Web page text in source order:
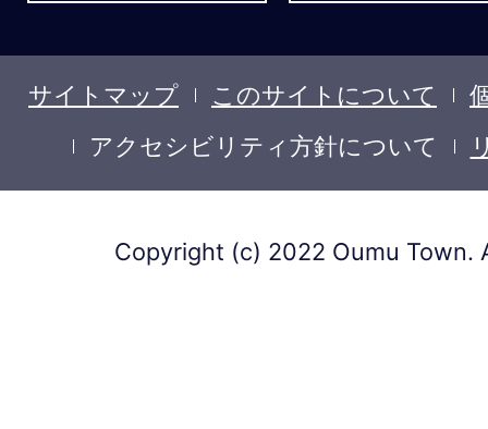
サイトマップ このサイトについて
アクセシビリティ方針について
Copyright (c) 2022 Oumu Town.